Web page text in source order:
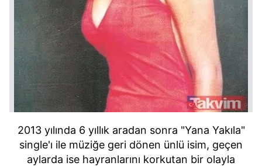
2013 yılında 6 yıllık aradan sonra "Yana Yakıla"
single'ı ile müziğe geri dönen ünlü isim, geçen
aylarda ise hayranlarını korkutan bir olayla